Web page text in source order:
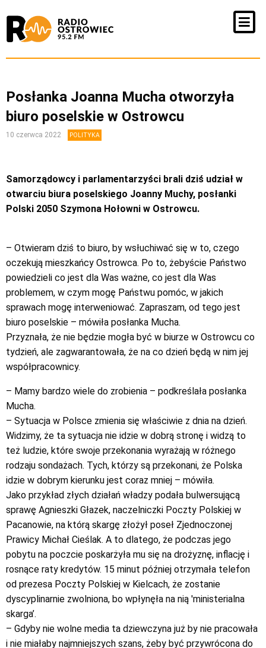
Posłanka Joanna Mucha otworzyła
biuro poselskie w Ostrowcu
10 czerwca 2022 POLITYKA
Samorządowcy i parlamentarzyści brali dziś udział w
otwarciu biura poselskiego Joanny Muchy, posłanki
Polski 2050 Szymona Hołowni w Ostrowcu.
– Otwieram dziś to biuro, by wsłuchiwać się w to, czego
oczekują mieszkańcy Ostrowca. Po to, żebyście Państwo
powiedzieli co jest dla Was ważne, co jest dla Was
problemem, w czym mogę Państwu pomóc, w jakich
sprawach mogę interweniować. Zapraszam, od tego jest
biuro poselskie – mówiła posłanka Mucha.
Przyznała, że nie będzie mogła być w biurze w Ostrowcu co
tydzień, ale zagwarantowała, że na co dzień będą w nim jej
współpracownicy.
– Mamy bardzo wiele do zrobienia – podkreślała posłanka
Mucha.
– Sytuacja w Polsce zmienia się właściwie z dnia na dzień.
Widzimy, że ta sytuacja nie idzie w dobrą stronę i widzą to
też ludzie, które swoje przekonania wyrażają w różnego
rodzaju sondażach. Tych, którzy są przekonani, że Polska
idzie w dobrym kierunku jest coraz mniej – mówiła.
Jako przykład złych działań władzy podała bulwersującą
sprawę Agnieszki Głazek, naczelniczki Poczty Polskiej w
Pacanowie, na którą skargę złożył poseł Zjednoczonej
Prawicy Michał Cieślak. A to dlatego, że podczas jego
pobytu na poczcie poskarżyła mu się na drożyznę, inflację i
rosnące raty kredytów. 15 minut później otrzymała telefon
od prezesa Poczty Polskiej w Kielcach, że zostanie
dyscyplinarnie zwolniona, bo wpłynęła na nią 'ministerialna
skarga’.
– Gdyby nie wolne media ta dziewczyna już by nie pracowała
i nie miałaby najmniejszych szans, żeby być przywrócona do